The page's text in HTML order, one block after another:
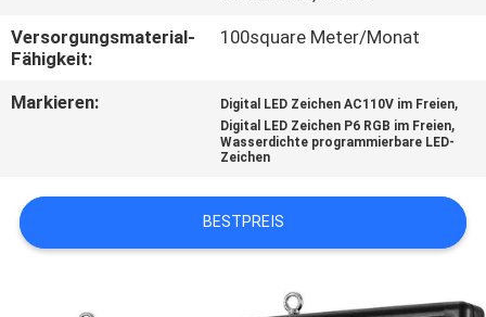
MIT
UNS
IN
NACHRICHTEN
Versorgungsmaterial-
Fähigkeit:
100square Meter/Monat
Markieren: Digital LED Zeichen AC110V im Freien,
Digital LED Zeichen P6 RGB im Freien,
Wasserdichte programmierbare LED-
Zeichen
BESTPREIS